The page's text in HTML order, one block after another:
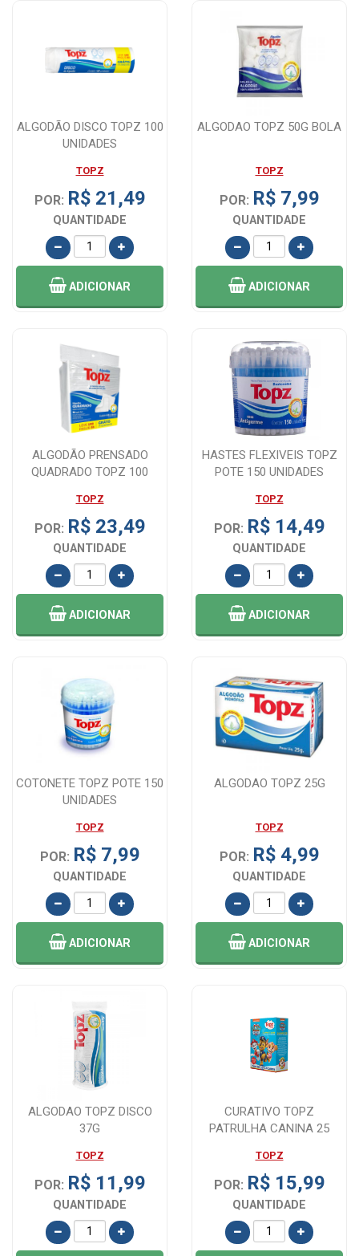
ALGODÃO DISCO TOPZ 100
UNIDADES
TOPZ
POR: R$ 21,49
QUANTIDADE
ADICIONAR
ALGODAO TOPZ 50G BOLA
TOPZ
POR: R$ 7,99
QUANTIDADE
ADICIONAR
ALGODÃO PRENSADO
QUADRADO TOPZ 100
TOPZ
POR: R$ 23,49
QUANTIDADE
ADICIONAR
HASTES FLEXIVEIS TOPZ
POTE 150 UNIDADES
TOPZ
POR: R$ 14,49
QUANTIDADE
ADICIONAR
COTONETE TOPZ POTE 150
UNIDADES
TOPZ
POR: R$ 7,99
QUANTIDADE
ADICIONAR
ALGODAO TOPZ 25G
TOPZ
POR: R$ 4,99
QUANTIDADE
ADICIONAR
ALGODAO TOPZ DISCO
37G
TOPZ
POR: R$ 11,99
QUANTIDADE
CURATIVO TOPZ
PATRULHA CANINA 25
TOPZ
POR: R$ 15,99
QUANTIDADE